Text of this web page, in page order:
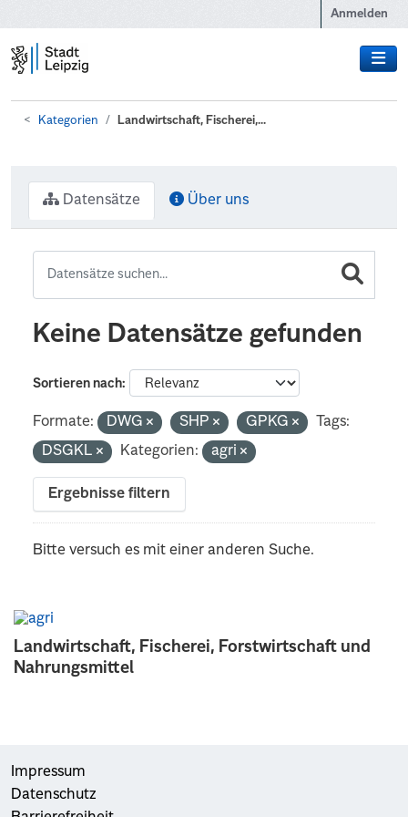
Anmelden
Kategorien Landwirtschaft, Fischerei,...
Landwirtschaft, Fischerei, Forstwirtschaft und
Nahrungsmittel
Datensätze Über uns
Keine Datensätze gefunden
Sortieren nach
Formate: DWG SHP GPKG
Tags:
DSGKL
Kategorien: agri
Ergebnisse filtern
Bitte versuch es mit einer anderen Suche.
Impressum
Datenschutz